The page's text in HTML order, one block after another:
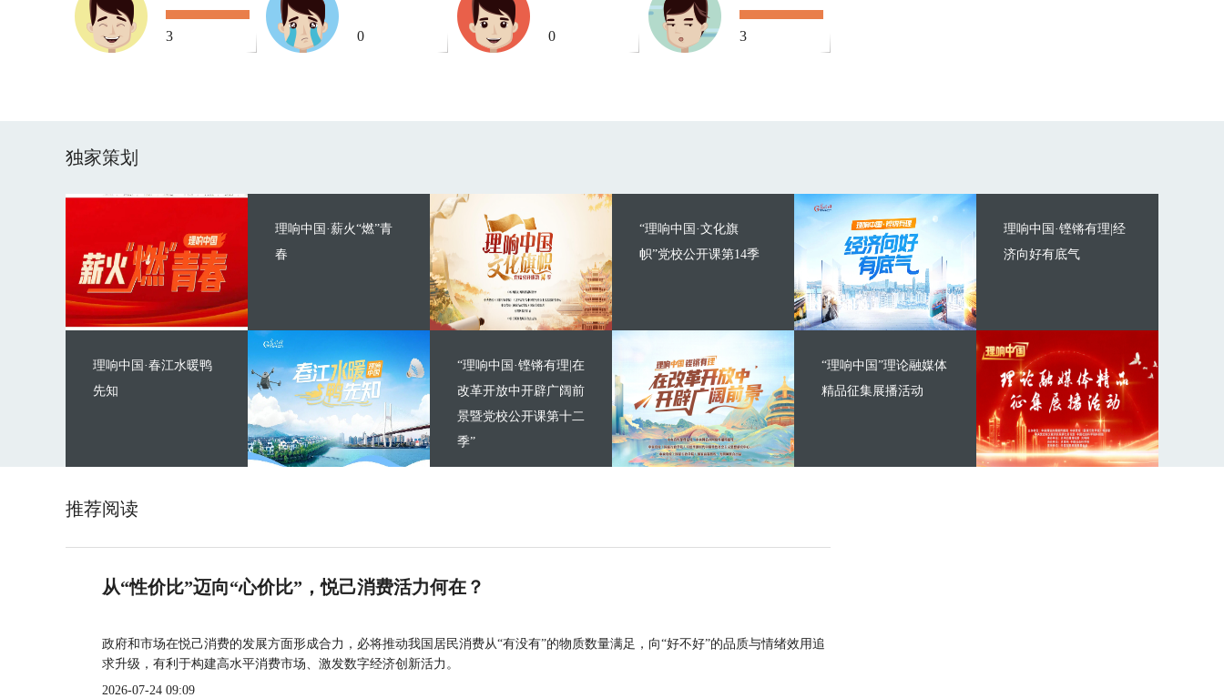
3 0 0 3
独家策划
理响中国·薪火“燃”青
春
理响中国·春江水暖鸭
先知
“理响中国·文化旗
帜”党校公开课第14季
“理响中国·铿锵有理|在
改革开放中开辟广阔前
景暨党校公开课第十二
季”
理响中国·铿锵有理|经
济向好有底气
“理响中国”理论融媒体
精品征集展播活动
推荐阅读
从“性价比”迈向“心价比”，悦己消费活力何在？
政府和市场在悦己消费的发展方面形成合力，必将推动我国居民消费从“有没有”的物质数量满足，向“好不好”的品质与情绪效用追
求升级，有利于构建高水平消费市场、激发数字经济创新活力。
2026-07-24 09:09